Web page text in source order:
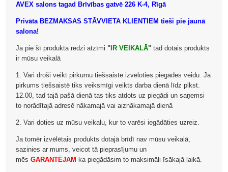
AVEX salons tagad Brīvības gatvē 226 K-4, Rīgā
Privāta BEZMAKSAS STĀVVIETA KLIENTIEM tieši pie jaunā
salona!
Ja pie šī produkta redzi atzīmi " IR VEIKALĀ" tad dotais produkts
ir mūsu veikalā
1. Vari droši veikt pirkumu tiešsaistē izvēloties piegādes veidu. Ja
pirkums tiešsaistē tiks veiksmīgi veikts darba dienā līdz plkst.
12.00, tad tajā pašā dienā tas tiks atdots uz piegādi un saņemsi
to norādītajā adresē nākamajā vai aiznākamajā dienā
2. Vari doties uz mūsu veikalu, kur to varēsi iegādāties uzreiz.
Ja tomēr izvēlētais produkts dotajā brīdī nav mūsu veikalā,
sazinies ar mums, veicot tā pieprasījumu un
mēsGARANTĒJAM ka piegādāsim to maksimāli īsākajā laikā.